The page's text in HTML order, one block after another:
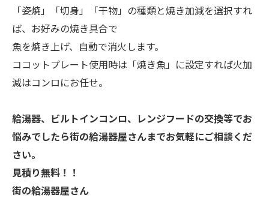
「姿焼」「切身」「干物」の種類と焼き加減を選択すれ
ば、お好みの焼き具合で
魚を焼き上げ、自動で消火します。
ココットプレート使用時は「焼き魚」に設定すれば火加
減はコンロにお任せ。
給湯器、ビルトインコンロ、レンジフードの交換等でお
悩みでしたら街の給湯器屋さんまでお気軽にご相談くだ
さい。
見積り無料！！
街の給湯器屋さん